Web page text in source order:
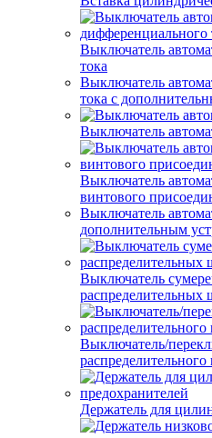
Выключатель
тока
Выключатель
тока с
Выключатель
Выключатель
винтового
Выключатель
дополнительным
Выключатель
распределительных
Выключатель/
распределительного
Держатель для